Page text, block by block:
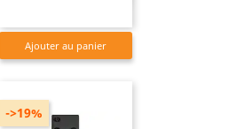
Ajouter au panier
->19%